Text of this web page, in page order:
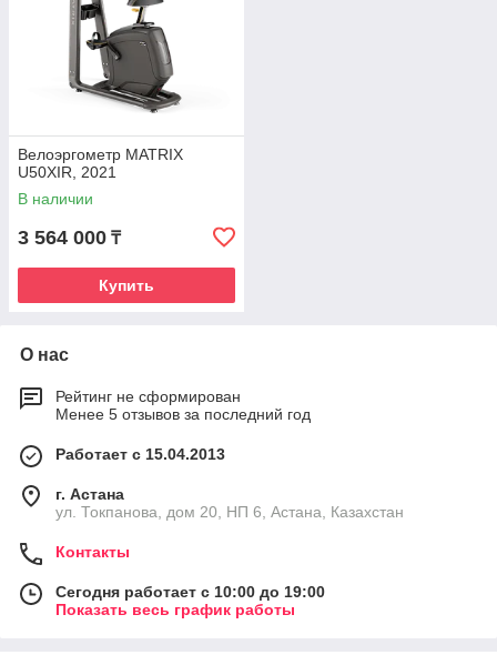
Велоэргометр MATRIX
U50XIR, 2021
В наличии
3 564 000 ₸
Купить
О нас
Рейтинг не сформирован
Менее 5 отзывов за последний год
Работает с 15.04.2013
г. Астана
ул. Токпанова, дом 20, НП 6, Астана, Казахстан
Контакты
Сегодня работает с 10:00 до 19:00
Показать весь график работы